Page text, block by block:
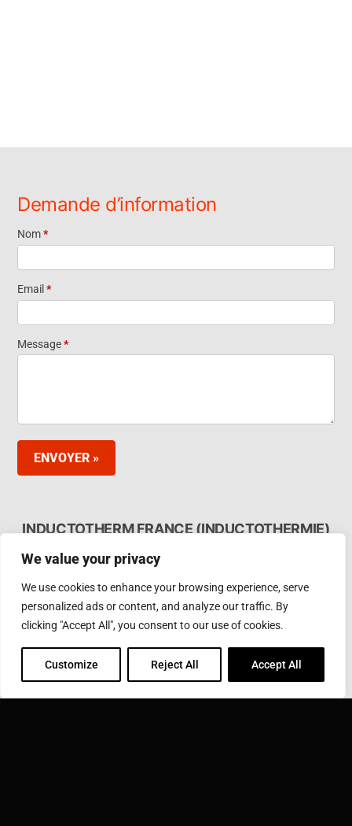
We value your privacy
We use cookies to enhance your browsing experience, serve
personalized ads or content, and analyze our traffic. By
clicking "Accept All", you consent to our use of cookies.
Customize Reject All Accept All
Demande d’information
Request
Information
- FR
Nom*
Email*
Message*
ENVOYER »
INDUCTOTHERM FRANCE (INDUCTOTHERMIE)
LE SARIA, 14 Avenue de SARIA, 77700 SERRIS
Email:sav@inductothermie.fr
En savoir plus sur Inductotherm Group et nos 40
entreprises à travers le monde.